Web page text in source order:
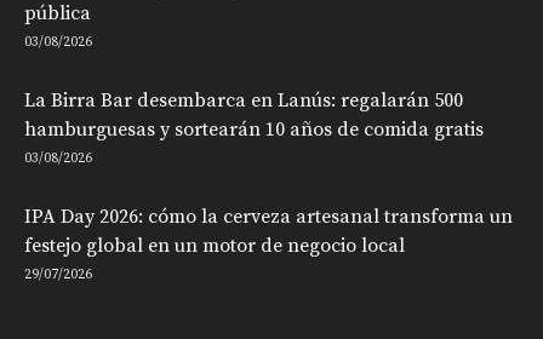
pública
03/08/2026
La Birra Bar desembarca en Lanús: regalarán 500
hamburguesas y sortearán 10 años de comida gratis
03/08/2026
IPA Day 2026: cómo la cerveza artesanal transforma un
festejo global en un motor de negocio local
29/07/2026